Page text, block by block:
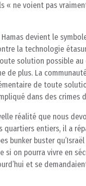
« ne voient pas
devient le
la technologie
solution possible
de plus. La
de toute
dans des crimes
réalité que nous
quartiers entiers, il a
bunker buster
si on pourra vivre en
et se